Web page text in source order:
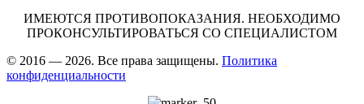
ИМЕЮТСЯ ПРОТИВОПОКАЗАНИЯ. НЕОБХОДИМО
ПРОКОНСУЛЬТИРОВАТЬСЯ СО СПЕЦИАЛИСТОМ
© 2016 — 2026. Все права защищены. Политика
конфиденциальности